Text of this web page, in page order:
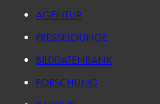
AGENTUR
PRESSELOUNGE
BILDDATENBANK
FORSCHUNG